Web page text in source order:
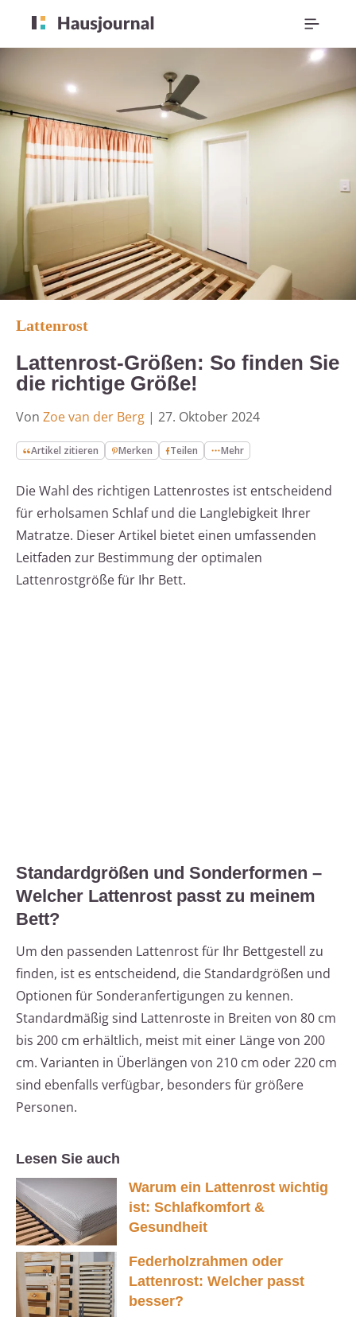
Lattenrost
Lattenrost-Größen: So finden Sie
die richtige Größe!
Von Zoe van der Berg | 27. Oktober 2024
Artikel zitieren Merken Teilen Mehr
Die Wahl des richtigen Lattenrostes ist entscheidend
für erholsamen Schlaf und die Langlebigkeit Ihrer
Matratze. Dieser Artikel bietet einen umfassenden
Leitfaden zur Bestimmung der optimalen
Lattenrostgröße für Ihr Bett.
Standardgrößen und Sonderformen –
Welcher Lattenrost passt zu meinem
Bett?
Um den passenden Lattenrost für Ihr Bettgestell zu
finden, ist es entscheidend, die Standardgrößen und
Optionen für Sonderanfertigungen zu kennen.
Standardmäßig sind Lattenroste in Breiten von 80 cm
bis 200 cm erhältlich, meist mit einer Länge von 200
cm. Varianten in Überlängen von 210 cm oder 220 cm
sind ebenfalls verfügbar, besonders für größere
Personen.
Lesen Sie auch
Warum ein Lattenrost wichtig
ist: Schlafkomfort &
Gesundheit
Federholzrahmen oder
Lattenrost: Welcher passt
besser?